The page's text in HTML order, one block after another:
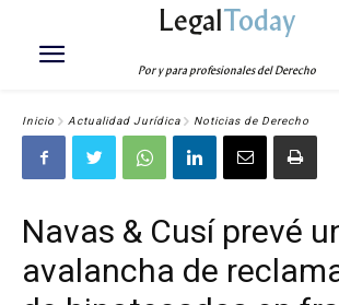
LegalToday
Por y para profesionales del Derecho
Inicio Actualidad Jurídica Noticias de Derecho
Navas & Cusí prevé
avalancha de